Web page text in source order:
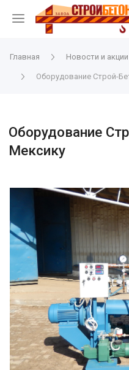
Главная Новости и акции
Оборудование Строй-
Оборудование
Мексику